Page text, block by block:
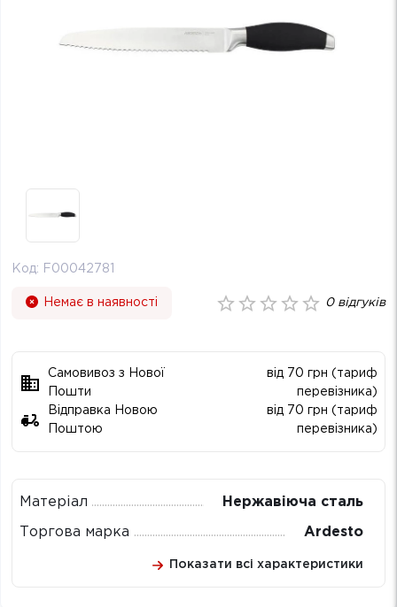
Код: F00042781
Немає в наявності 0відгуків
Самовивоз з Нової
Пошти
від 70 грн (тариф
перевізника)
Відправка Новою
Поштою
від 70 грн (тариф
перевізника)
Матеріал Нержавіюча сталь
Торгова марка Ardesto
Показати всі характеристики